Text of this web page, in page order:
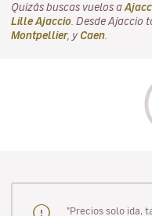
Quizás buscas vuelos a
Lille Ajaccio . Desde Ajaccio
Montpellier, y Caen
"Precios solo ida,